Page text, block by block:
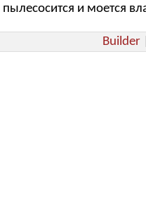
и моется
Builder